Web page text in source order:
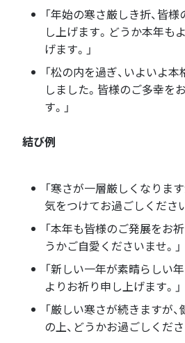
「年始の寒さ厳しき折、皆
し上げます。どうか本年も
げます。」
「松の内を過ぎ、いよいよ
しました。皆様のご多幸を
す。」
結び例
「寒さが一層厳しくなりま
気をつけてお過ごしください
「本年も皆様のご発展をお
うかご自愛くださいませ。」
「新しい一年が素晴らしい
よりお祈り申し上げます。」
「厳しい寒さが続きますが
の上、どうかお過ごしくださ